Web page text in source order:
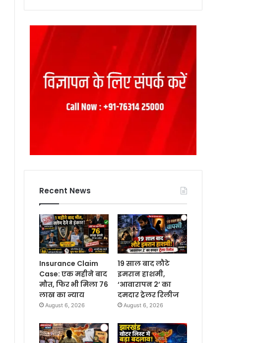
Recent News
Insurance Claim
Case: एक महीने बाद
मौत, फिर भी मिला 76
लाख का न्याय
August 6, 2026
19 साल बाद लौटे
इमरान हाशमी,
‘आवारापन 2’ का
दमदार ट्रेलर रिलीज
August 6, 2026